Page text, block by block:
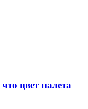
цвет налета